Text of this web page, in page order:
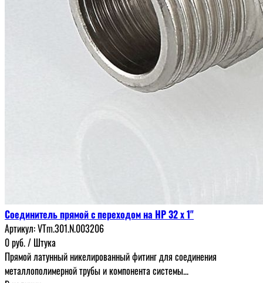
Соединитель прямой с переходом на НР 32 х 1"
Артикул:VTm.301.N.003206
0руб./ Штука
Прямой латунный никелированный фитинг для соединения
металлополимерной трубы и компонента системы...